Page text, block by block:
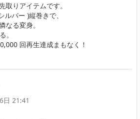
取りアイテムです。
バー )縦巻きで、
なる変身。
。
回再生達成まもなく！
日 21:41